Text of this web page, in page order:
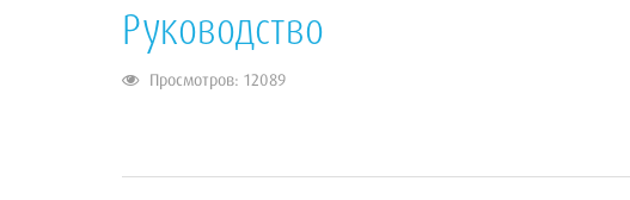
Руководство
Просмотров: 12089